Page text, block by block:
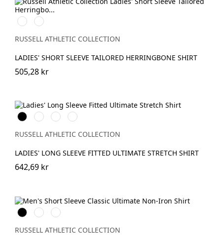
WhiteLight
Blue
RUSSELL ATHLETIC COLLECTION
LADIES' SHORT SLEEVE TAILORED HERRINGBONE SHIRT
505,28 kr
BlackWhiteBright
Navy
Bright
Sky
RUSSELL ATHLETIC COLLECTION
LADIES' LONG SLEEVE FITTED ULTIMATE STRETCH SHIRT
642,69 kr
BlackWhiteBright
Sky
RUSSELL ATHLETIC COLLECTION